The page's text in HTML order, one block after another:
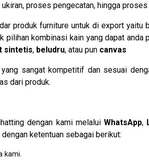
proses pengecatan, hingga proses
produk furniture untuk di export yaitu
pilihan kombinasi kain yang dapat anda
sintetis, beludru, atau pun canvas
sangat kompetitif dan sesuai
dari produk.
dengan kami melalui WhatsApp,
ketentuan sebagai berikut:
kami.